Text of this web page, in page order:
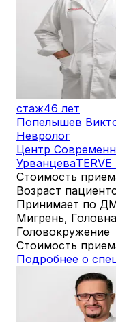
стаж46 лет
Попелышев
Невролог
Центр
Урванцева
Стоимость
Возраст
Принимает по
Мигрень,
Головокружение
Стоимость
Подробнее о